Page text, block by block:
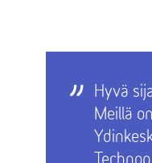
Hyvä
Meillä